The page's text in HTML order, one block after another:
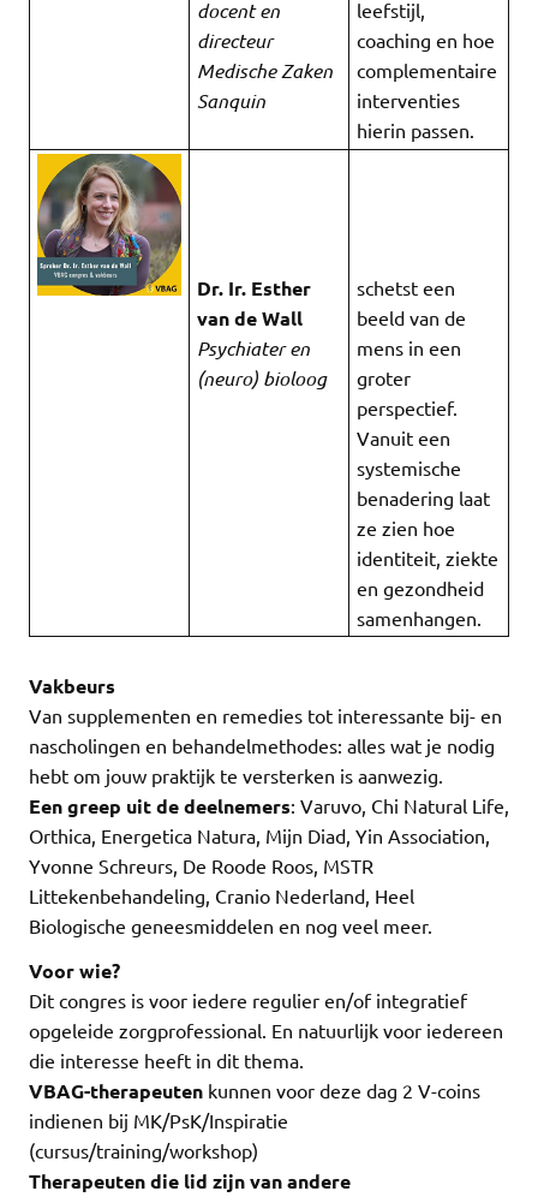
docent en
directeur
Medische Zaken
Sanquin
leefstijl,
coaching en hoe
complementaire
interventies
hierin passen.
Dr. Ir. Esther
van de Wall
Psychiater en
(neuro) bioloog
schetst een
beeld van de
mens in een
groter
perspectief.
Vanuit een
systemische
benadering laat
ze zien hoe
identiteit, ziekte
en gezondheid
samenhangen.
Vakbeurs
Van supplementen en remedies tot interessante bij- en
nascholingen en behandelmethodes: alles wat je nodig
hebt om jouw praktijk te versterken is aanwezig.
Een greep uit de deelnemers: Varuvo, Chi Natural Life,
Orthica, Energetica Natura, Mijn Diad, Yin Association,
Yvonne Schreurs, De Roode Roos, MSTR
Littekenbehandeling, Cranio Nederland, Heel
Biologische geneesmiddelen en nog veel meer.
Voor wie?
Dit congres is voor iedere regulier en/of integratief
opgeleide zorgprofessional. En natuurlijk voor iedereen
die interesse heeft in dit thema.
VBAG-therapeuten kunnen voor deze dag 2 V-coins
indienen bij MK/PsK/Inspiratie
(cursus/training/workshop)
Therapeuten die lid zijn van andere